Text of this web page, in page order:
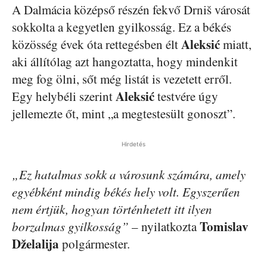
A Dalmácia középső részén fekvő Drniš városát
sokkolta a kegyetlen gyilkosság. Ez a békés
közösség évek óta rettegésben éltAleksićmiatt,
aki állítólag azt hangoztatta, hogy mindenkit
meg fog ölni, sőt még listát is vezetett erről.
Egy helybéli szerintAleksićtestvére úgy
jellemezte őt, mint „a megtestesült gonoszt”.
Hirdetés
„Ez hatalmas sokk a városunk számára, amely
egyébként mindig békés hely volt. Egyszerűen
nem értjük, hogyan történhetett itt ilyen
borzalmas gyilkosság” – nyilatkoztaTomislav
Dželalija polgármester.